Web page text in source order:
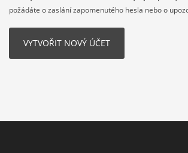
požádáte o zaslání zapomenutého hesla nebo o